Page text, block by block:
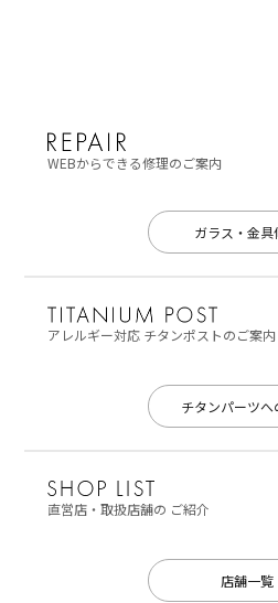
WEBからできる修理のご案内
ガラス・金具
アレルギー対応チタンポストのご案内
チタンパーツへ
直営店・取扱店舗の ご紹介
店舗一覧